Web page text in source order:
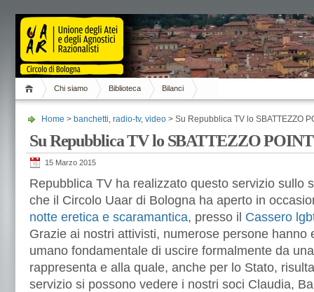
Chi siamo Biblioteca Bilanci
Home > banchetti, radio-tv, video > Su Repubblica TV lo SBATTEZZO
Su Repubblica TV lo SBATTEZZO
15 Marzo 2015
Repubblica TV ha realizzato questo servizio sullo
che il Circolo Uaar di Bologna ha aperto in
notte eretica e scaramantica, presso il Cassero
Grazie ai nostri attivisti, numerose persone hanno
umano fondamentale di uscire formalmente da
rappresenta e alla quale, anche per lo Stato,
servizio si possono vedere i nostri soci Claudia,